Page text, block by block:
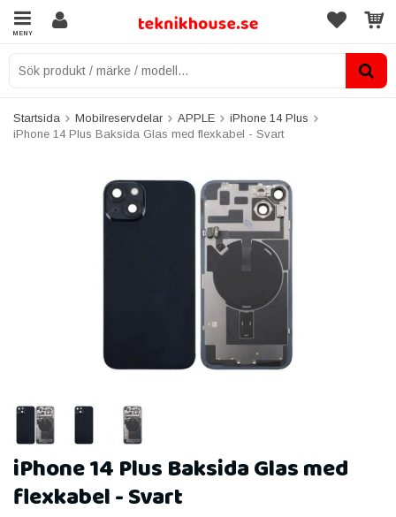
MENY
Startsida Mobilreservdelar APPLE
iPhone 14 Plus
iPhone 14 Plus Baksida Glas med flexkabel - Svart
iPhone 14 Plus Baksida Glas med
flexkabel - Svart